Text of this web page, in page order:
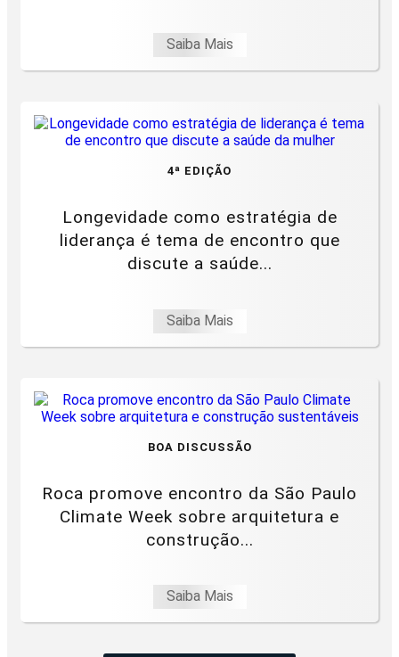
Saiba Mais
4ª EDIÇÃO
Longevidade como estratégia de
liderança é tema de encontro que
discute a saúde...
Saiba Mais
BOA DISCUSSÃO
Roca promove encontro da São Paulo
Climate Week sobre arquitetura e
construção...
Saiba Mais